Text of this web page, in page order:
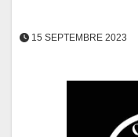
15 SEPTEMBRE 2023